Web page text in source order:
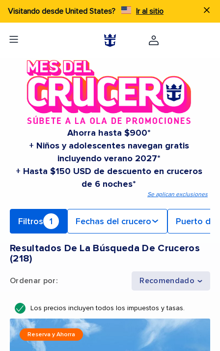
Visitando desde United States? Ir al sitio
Ahorra hasta $900*
+ Niños y adolescentes navegan gratis
incluyendo verano 2027*
+ Hasta $150 USD de descuento en cruceros
de 6 noches*
Se aplican exclusiones
Filtros 1 Fechas del crucero Puerto de
Resultados De La Búsqueda De Cruceros
(218)
Ordenar por: Recomendado
Los precios incluyen todos los impuestos y tasas.
Reserva y Ahorra